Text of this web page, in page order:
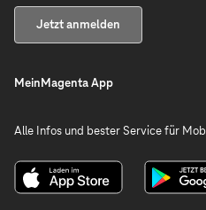
Jetzt anmelden
MeinMagenta App
Alle Infos und bester Service für